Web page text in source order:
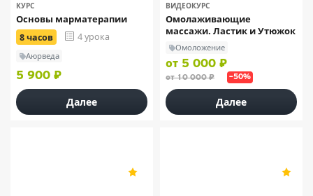
КУРС
Основы марматерапии
8 часов 4 урока
Аюрведа
5 900 ₽
Далее
ВИДЕОКУРС
Омолаживающие
массажи. Ластик и Утюжок
Омоложение
от 5 000 ₽
от 10 000 ₽ –50%
Далее